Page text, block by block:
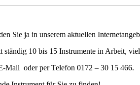
Sie ja in unserem aktuellen
10 bis 15 Instrumente in Arbeit,
Mail oder per Telefon 0172 – 30 15 466.